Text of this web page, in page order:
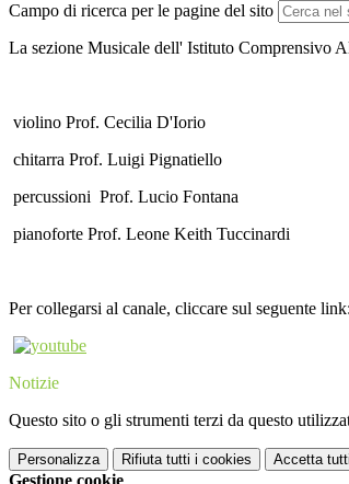
Campo di ricerca per le pagine del sito
La sezione Musicale dell' Istituto Comprensivo
violino Prof. Cecilia D'Iorio
chitarra Prof. Luigi Pignatiello
percussioni Prof. Lucio Fontana
pianoforte Prof. Leone Keith Tuccinardi
Per collegarsi al canale, cliccare sul seguente link:
Notizie
Questo sito o gli strumenti terzi da questo
Personalizza Rifiuta tutti i cookies Accetta tutti